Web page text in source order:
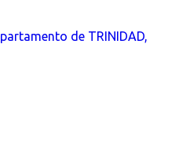
de TRINIDAD,